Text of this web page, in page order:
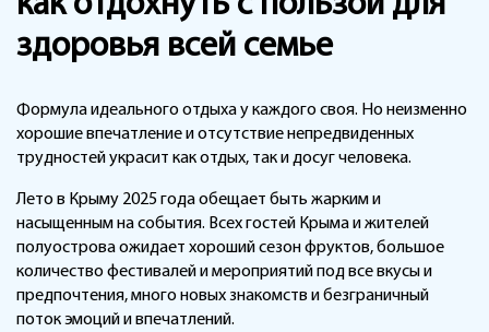
здоровья всей семье
Формула идеального отдыха у каждого своя. Но неизменно
хорошие впечатление и отсутствие непредвиденных
трудностей украсит как отдых, так и досуг человека.
Лето в Крыму 2025 года обещает быть жарким и
насыщенным на события. Всех гостей Крыма и жителей
полуострова ожидает хороший сезон фруктов, большое
количество фестивалей и мероприятий под все вкусы и
предпочтения, много новых знакомств и безграничный
поток эмоций и впечатлений.